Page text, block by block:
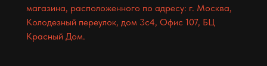
магазина, расположенного по адресу: г. Москва,
Колодезный переулок, дом 3с4, Офис 107, БЦ
Красный Дом.